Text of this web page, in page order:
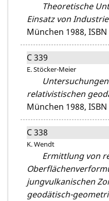
Theoretische
Einsatz von
München 1988,
C 339
E. Stöcker-Meier
relativistischen
München 1988,
C 338
K. Wendt
Ermittlung von
jungvulkanischen
geodätisch-